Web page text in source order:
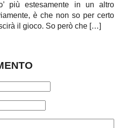
più estesamente in un altro
è che non so per certo
il gioco. So però che […]